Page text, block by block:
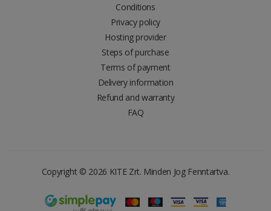
Conditions
Privacy policy
Hosting provider
Steps of purchase
Terms of payment
Delivery information
Refund and warranty
FAQ
Copyright © 2026 KITE Zrt. Minden Jog Fenntartva.